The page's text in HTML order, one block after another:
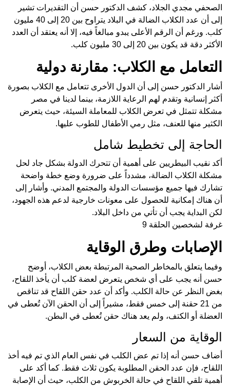
الصحفي مجدي الجلاد، كشف الدكتور حسن أن التقديرات تشير
إلى أن عدد الكلاب الضالة في البلاد يتراوح بين 20 إلى 40 مليون
كلب. ورغم أن الرقم الأعلى يبدو مبالغاً فيه، إلا أنه يعتقد أن العدد
الأكثر دقة قد يكون بين 20 إلى 30 مليون كلب.
التعامل مع الكلاب: مقارنة دولية
أشار الدكتور حسن إلى أن الدول الأخرى تتعامل مع الكلاب بصورة
أكثر إنسانية وتقدم لهم الرعاية اللازمة، بينما لدينا في مصر
مشكلة تتمثل في تعرض الكلاب للمعاملة السيئة، حيث يتعرض
الكثير منها للعنف، مثل رمي الأطفال للطوب عليها.
الحاجة إلى تخطيط شامل
أكد نقيب البيطريين على أهمية أن تتحرك الدولة بشكل جاد لحل
مشكلة الكلاب الضالة، مشدداً على ضرورة وضع خطة واضحة
تشارك فيها جميع مؤسسات الدولة والمجتمع المدني. وأشار إلى
أن هناك إمكانية للحصول على معونات خارجية لدعم هذه الجهود،
لكن البداية يجب أن تأتي من داخل البلاد.
غرفة لشخصين الحلقة 9
الإصابات وطرق الوقاية
وفيما يتعلق بالمخاطر الصحية المرتبطة بعض الكلاب، أوضح
حسن أنه يجب على أي شخص يتعرض لعضة كلب أن يأخذ اللقاح،
بغض النظر عن حالة الكلب. وأكد أن عدد حقن اللقاح قد تناقص
من 21 حقنة إلى خمس فقط، مشيراً إلى أن الحقن الآن تُعطى في
العضلة أو الكتف، ولم يعد هناك حقن تُعطى في البطن.
الوقاية من السعار
أضاف حسن أنه إذا تم عض الكلب في نفس العام الذي تم فيه أخذ
اللقاح، فإن عدد الحقن المطلوبة يكون ثلاث فقط. كما أكد على
أهمية تلقي اللقاح في حالة الخربوش من الكلب، حيث أن الإصابة